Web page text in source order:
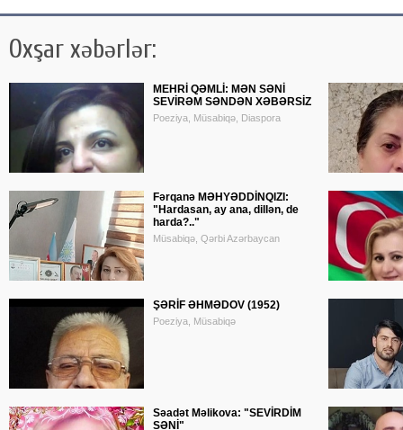
Oxşar xəbərlər:
MEHRİ QƏMLİ: MƏN SƏNİ
SEVİRƏM SƏNDƏN XƏBƏRSİZ
Poeziya, Müsabiqə, Diaspora
Fərqanə MƏHYƏDDİNQIZI:
"Hardasan, ay ana, dillən, de
harda?.."
Müsabiqə, Qərbi Azərbaycan
ŞƏRİF ƏHMƏDOV (1952)
Poeziya, Müsabiqə
Səadət Məlikova: "SEVİRDİM
SƏNİ"